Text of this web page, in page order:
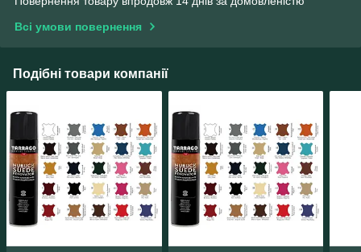
Всі умови повернення
Подібні товари компанії